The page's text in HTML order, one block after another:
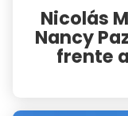
Nicolás
Nancy
frente